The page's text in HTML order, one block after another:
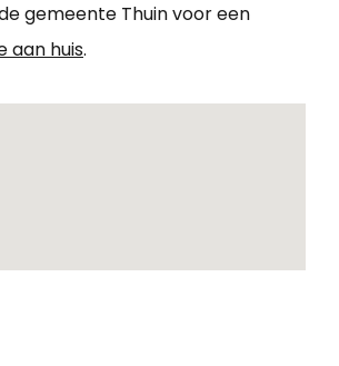
gemeente Thuin voor een
aan huis.